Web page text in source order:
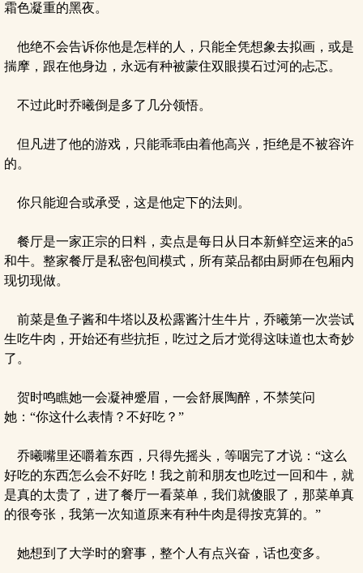
霜色凝重的黑夜。
他绝不会告诉你他是怎样的人，只能全凭想象去拟画，或是
揣摩，跟在他身边，永远有种被蒙住双眼摸石过河的忐忑。
不过此时乔曦倒是多了几分领悟。
但凡进了他的游戏，只能乖乖由着他高兴，拒绝是不被容许
的。
你只能迎合或承受，这是他定下的法则。
餐厅是一家正宗的日料，卖点是每日从日本新鲜空运来的a5
和牛。整家餐厅是私密包间模式，所有菜品都由厨师在包厢内
现切现做。
前菜是鱼子酱和牛塔以及松露酱汁生牛片，乔曦第一次尝试
生吃牛肉，开始还有些抗拒，吃过之后才觉得这味道也太奇妙
了。
贺时鸣瞧她一会凝神蹙眉，一会舒展陶醉，不禁笑问
她：“你这什么表情？不好吃？”
乔曦嘴里还嚼着东西，只得先摇头，等咽完了才说：“这么
好吃的东西怎么会不好吃！我之前和朋友也吃过一回和牛，就
是真的太贵了，进了餐厅一看菜单，我们就傻眼了，那菜单真
的很夸张，我第一次知道原来有种牛肉是得按克算的。”
她想到了大学时的窘事，整个人有点兴奋，话也变多。